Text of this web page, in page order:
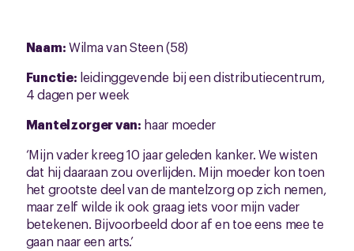
Naam:Wilma van Steen (58)
Functie: leidinggevende bij een distributiecentrum,
4 dagen per week
Mantelzorger van: haar moeder
‘Mijn vader kreeg 10 jaar geleden kanker. We wisten
dat hij daaraan zou overlijden. Mijn moeder kon toen
het grootste deel van de mantelzorg op zich nemen,
maar zelf wilde ik ook graag iets voor mijn vader
betekenen. Bijvoorbeeld door af en toe eens mee te
gaan naar een arts.’